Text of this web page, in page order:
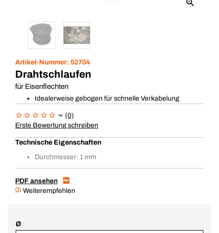
Artikel-Nummer: 52704
Drahtschlaufen
für Eisenflechten
Idealerweise gebogen für schnelle Verkabelung
(0)
Erste Bewertung schreiben
Technische Eigenschaften
Durchmesser: 1 mm
PDF ansehen
Weiterempfehlen
Ø